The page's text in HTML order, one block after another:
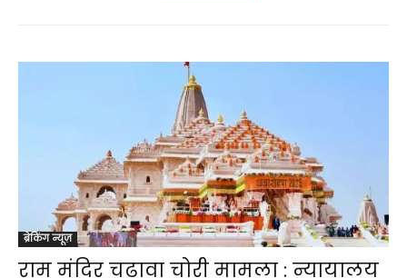
ब्रेकिंग न्यूज़
राम मंदिर चढ़ावा चोरी मामला : न्यायालय